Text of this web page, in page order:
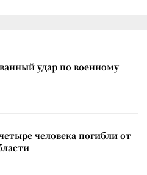
удар по военному
человека погибли от